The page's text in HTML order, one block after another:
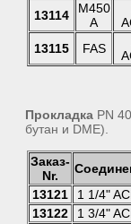
13114
M450
A
13115 FAS
Прокладка PN
бутан и DME).
Заказ-
Nr.
13121
1 1/4"
13122
1 3/4"